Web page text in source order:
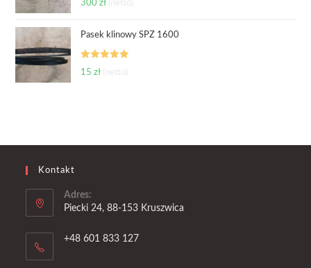
300zł
Pasek klinowy SPZ 1600
Oceniono
15zł
Kontakt
Adres:
Piecki 24, 88-153 Kruszwica
+48 601 833 127